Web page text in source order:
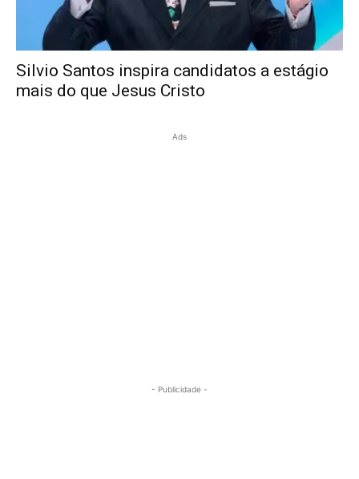
Silvio Santos inspira candidatos a estágio
mais do que Jesus Cristo
Ads
- Publicidade -